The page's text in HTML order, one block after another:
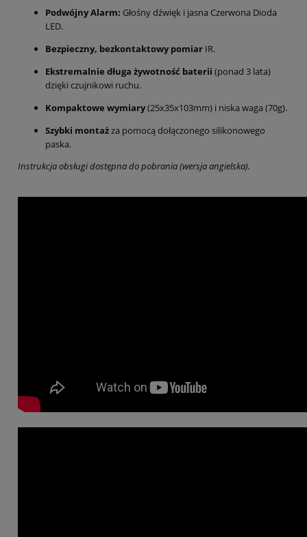
Podwójny Alarm: Głośny dźwięk i jasna Czerwona Dioda
LED.
Bezpieczny, bezkontaktowy pomiar IR.
Ekstremalnie długa żywotność baterii (ponad 3 lata)
dzięki czujnikowi ruchu.
Kompaktowe wymiary(25x35x103mm) i niska waga (70g).
Szybki montażza pomocą dołączonego silikonowego
paska.
Instrukcja obsługi dostępna do pobrania (wersja angielska).